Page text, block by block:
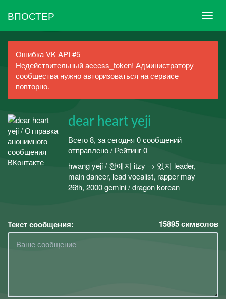
ВПОСТЕР
Ошибка VK API #5
Недействительный access_token! Администратору
сообщества нужно авторизоваться на сервисе
повторно.
dear heart yeji
Всего 8, за сегодня 0 сообщений
отправлено / Рейтинг 0
hwang yeji / 황예지 itzy → 있지 leader,
main dancer, lead vocalist, rapper may
26th, 2000 gemini / dragon korean
Текст сообщения: 15895символов